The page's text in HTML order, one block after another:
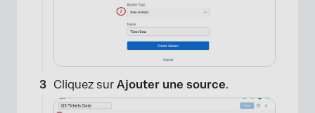
Cliquez sur Ajouter une source.